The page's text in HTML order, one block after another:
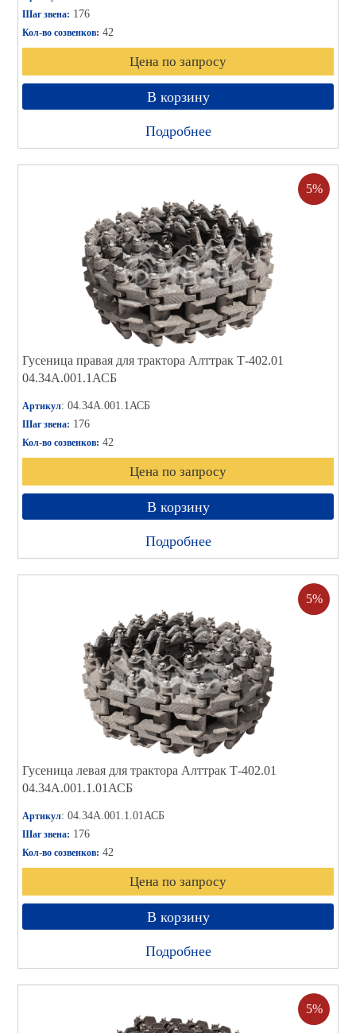
Шаг звена: 176
Кол-во созвенков: 42
Цена по запросу
В корзину
Подробнее
5%
Гусеница правая для трактора Алттрак Т-402.01
04.34А.001.1АСБ
Артикул: 04.34А.001.1АСБ
Шаг звена: 176
Кол-во созвенков: 42
Цена по запросу
В корзину
Подробнее
5%
Гусеница левая для трактора Алттрак Т-402.01
04.34А.001.1.01АСБ
Артикул: 04.34А.001.1.01АСБ
Шаг звена: 176
Кол-во созвенков: 42
Цена по запросу
В корзину
Подробнее
5%